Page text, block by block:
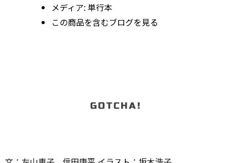
メディア: 単行本
この商品を含むブログを見る